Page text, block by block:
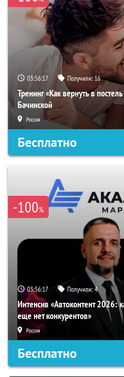
03:56:16 Получили:16
Тренинг «Как вернуть в
Бачинской
Россия
Бесплатно
-100%
03:56:16 Получили:4
Интенсив «Автоконтент 2026:
еще нет конкурентов»
Россия
Бесплатно